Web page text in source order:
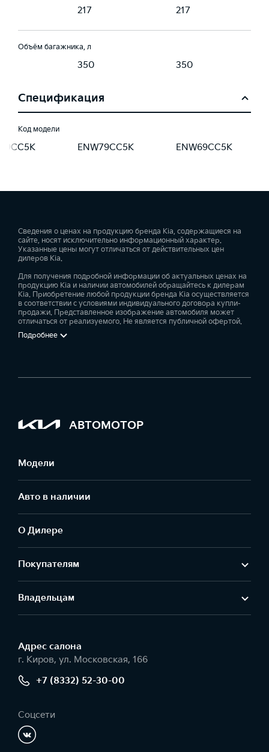
217 217
Объём багажника, л
350 350
Спецификация
Код модели
ENW79CC5K ENW69CC5K
Сведения о ценах на продукцию бренда Kia, содержащиеся на
сайте, носят исключительно информационный характер.
Указанные цены могут отличаться от действительных цен
дилеров Kia.
Для получения подробной информации об актуальных ценах на
продукцию Kia и наличии автомобилей обращайтесь к дилерам
Kia. Приобретение любой продукции бренда Kia осуществляется
в соответствии с условиями индивидуального договора купли-
продажи. Представленное изображение автомобиля может
отличаться от реализуемого. Не является публичной офертой.
Подробнее
АВТОМОТОР
Модели
Авто в наличии
О Дилере
Покупателям
Владельцам
Адрес салонa
г. Киров, ул. Московская, 166
+7 (8332) 52-30-00
Соцсети